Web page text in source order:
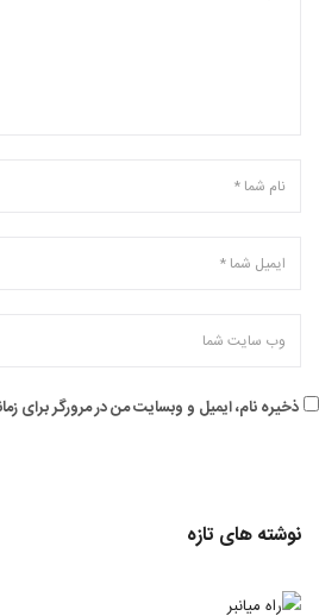
ذخیره نام، ایمیل و وبسایت من در مرورگر برای
نوشته های تازه